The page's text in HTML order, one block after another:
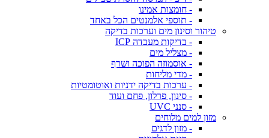
- חומצות אמינו
- תוספי אלמנטים הכל באחד
טיהור וסינון מים וערכות בדיקה
- בדיקות מעבדה ICP
- מצליל מים
- אוסמוזה הפוכה ושרף
- מדי מליחות
- ערכות בדיקה ידניות ואוטומטיות
- סינון, פרלון, פחם ועוד
- סנני UVC
מזון למים מלוחים
- מזון לדגים